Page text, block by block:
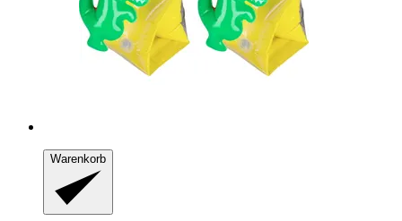
Warenkorb